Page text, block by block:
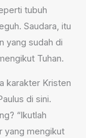
tubuh
Saudara, itu
yang sudah di
Tuhan.
karakter Kristen
di sini.
“Ikutlah
yang mengikut